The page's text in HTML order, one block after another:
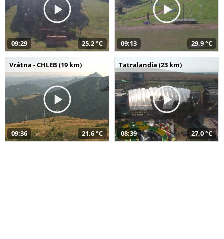
09:29 25,2 °C 09:13 29,9 °C
Vrátna - CHLEB (19 km)
09:36 21,6 °C
Tatralandia (23 km)
08:39 27,0 °C